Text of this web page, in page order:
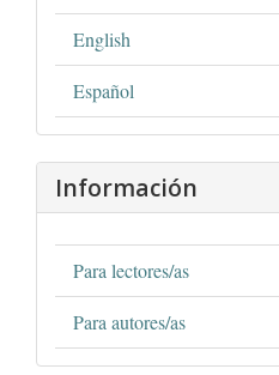
English
Español
Información
Para lectores/as
Para autores/as